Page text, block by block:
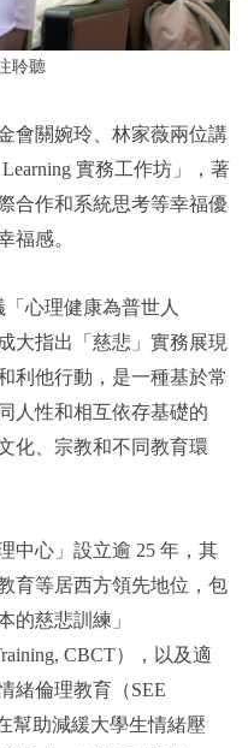
聆聽
會關婉玲、林家薇兩位講
實務工作坊」，著
合作和系統思考等幸福優
福感。
心理健康為普世人
大指出「慈悲」實務展現
利他行動，是一種基於常
人性和相互依存基礎的
化、宗教和不同教育環
中心」設立逾 25 年，其
育等居西方領先地位，包
的慈悲訓練」
CBCT），以及適
緒倫理教育（SEE
幫助減緩大學生情緒壓